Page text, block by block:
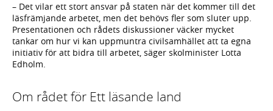
– Det vilar ett stort ansvar på staten när det kommer till det
läsfrämjande arbetet, men det behövs fler som sluter upp.
Presentationen och rådets diskussioner väcker mycket
tankar om hur vi kan uppmuntra civilsamhället att ta egna
initiativ för att bidra till arbetet, säger skolminister Lotta
Edholm.
Om rådet för Ett läsande land